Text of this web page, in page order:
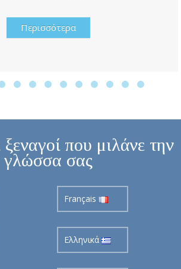
Περισσότερα
που μιλάνε την
γλώσσα σας
Français
Ελληνικά